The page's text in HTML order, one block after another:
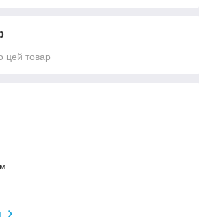
цей товар